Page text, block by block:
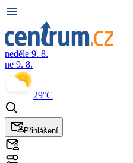
neděle 9. 8.
ne 9. 8.
29°C
Přihlášení